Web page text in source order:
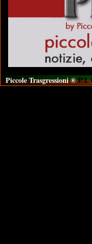
Piccole Trasgressioni ®P.I.